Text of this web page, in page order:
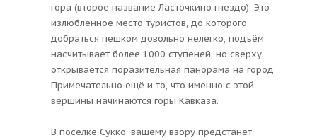
гора (второе название Ласточкино гнездо). Это
излюбленное место туристов, до которого
добраться пешком довольно нелегко, подъём
насчитывает более 1000 ступеней, но сверху
открывается поразительная панорама на город.
Примечательно ещё и то, что именно с этой
вершины начинаются горы Кавказа.
В посёлке Сукко, вашему взору предстанет